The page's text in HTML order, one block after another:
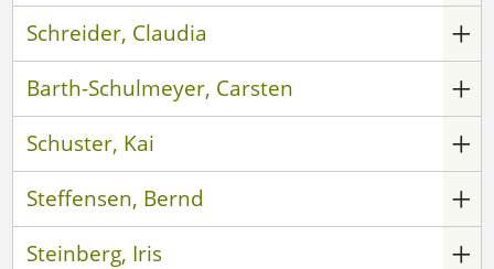
Schreider, Claudia
Barth-Schulmeyer, Carsten
Schuster, Kai
Steffensen, Bernd
Steinberg, Iris